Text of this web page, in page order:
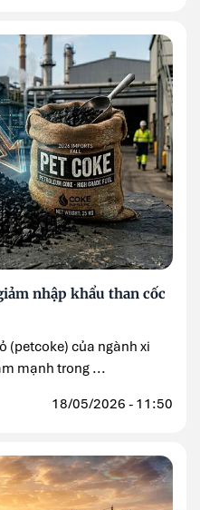
nhập khẩu than cốc
(petcoke) của ngành xi
mạnh trong ...
18/05/2026 - 11:50